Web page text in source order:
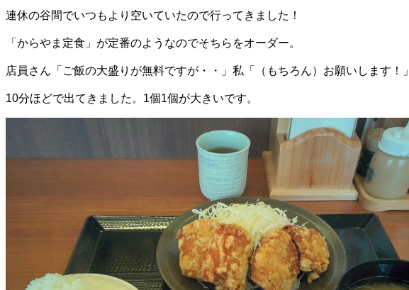
連休の谷間でいつもより空いていたので行ってきました！
「からやま定食」が定番のようなのでそちらをオーダー。
店員さん「ご飯の大盛りが無料ですが・・」私「（もちろん）お願いします！」
10分ほどで出てきました。1個1個が大きいです。